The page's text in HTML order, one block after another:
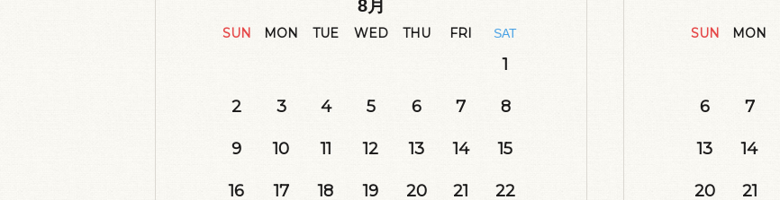
8月
SUN MON TUE WED THU FRI SAT
1
2 3 4 5 6 7 8
9 10 11 12 13 14 15
16 17 18 19 20 21 22
SUN MON
6 7
13 14
20 21